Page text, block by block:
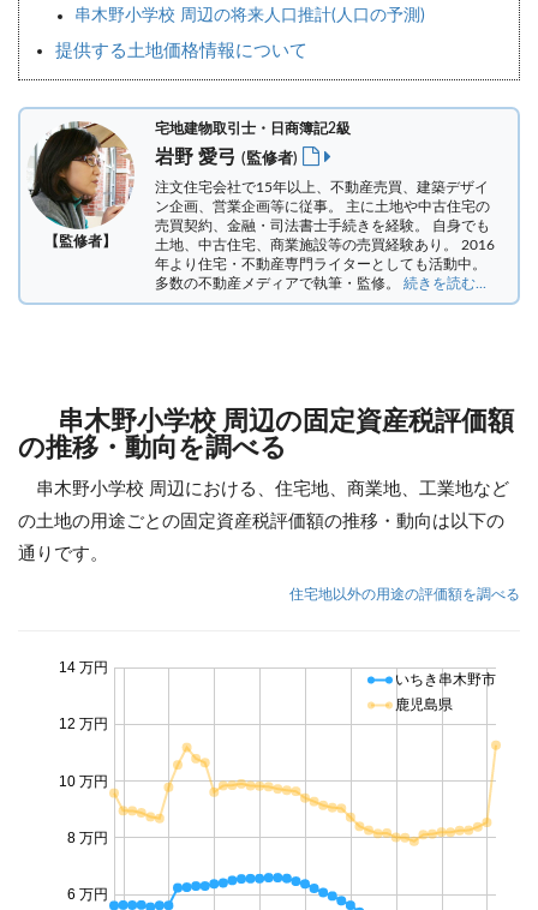
串木野小学校 周辺の将来人口推計(人口の予測)
提供する土地価格情報について
【監修者】
宅地建物取引士・日商簿記2級
岩野 愛弓 (監修者)
注文住宅会社で15年以上、不動産売買、建築デザイ
ン企画、営業企画等に従事。 主に土地や中古住宅の
売買契約、金融・司法書士手続きを経験。 自身でも
土地、中古住宅、商業施設等の売買経験あり。 2016
年より住宅・不動産専門ライターとしても活動中。
多数の不動産メディアで執筆・監修。 続きを読む...
串木野小学校 周辺の固定資産税評価額
の推移・動向を調べる
串木野小学校 周辺における、住宅地、商業地、工業地など
の土地の用途ごとの固定資産税評価額の推移・動向は以下の
通りです。
住宅地以外の用途の評価額を調べる
6 万円
8 万円
10 万円
12 万円
14 万円
いちき串木野市
鹿児島県